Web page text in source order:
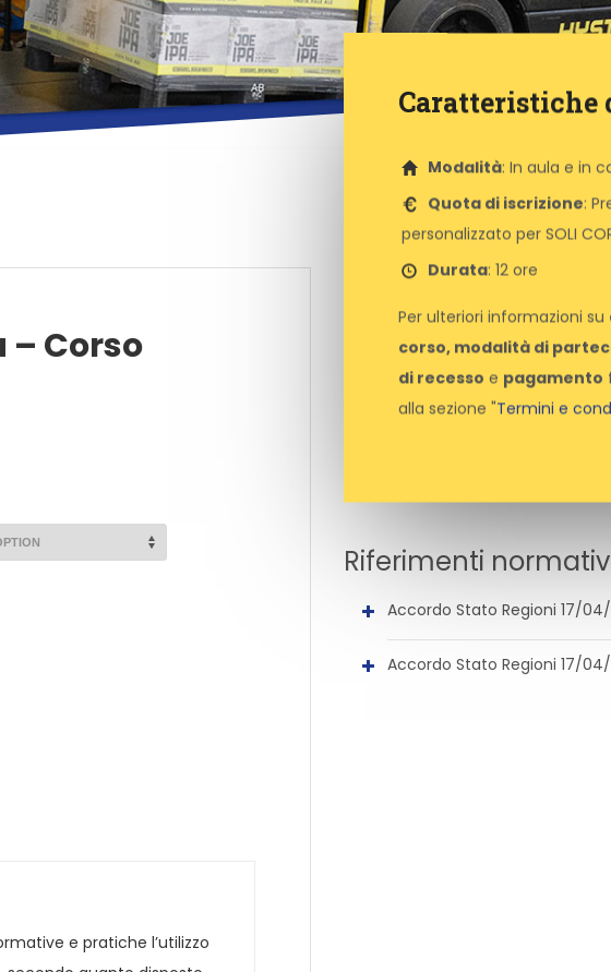
– Corso
e pratiche l’utilizzo
Caratteristiche
Modalità: In aula e in
Quota di iscrizione:
personalizzato per SOLI
Durata: 12 ore
Per ulteriori informazioni su
corso, modalità di
di recesso e pagamento
alla sezione "Termini e
Riferimenti
Accordo Stato Regioni 17/
Accordo Stato Regioni 17/